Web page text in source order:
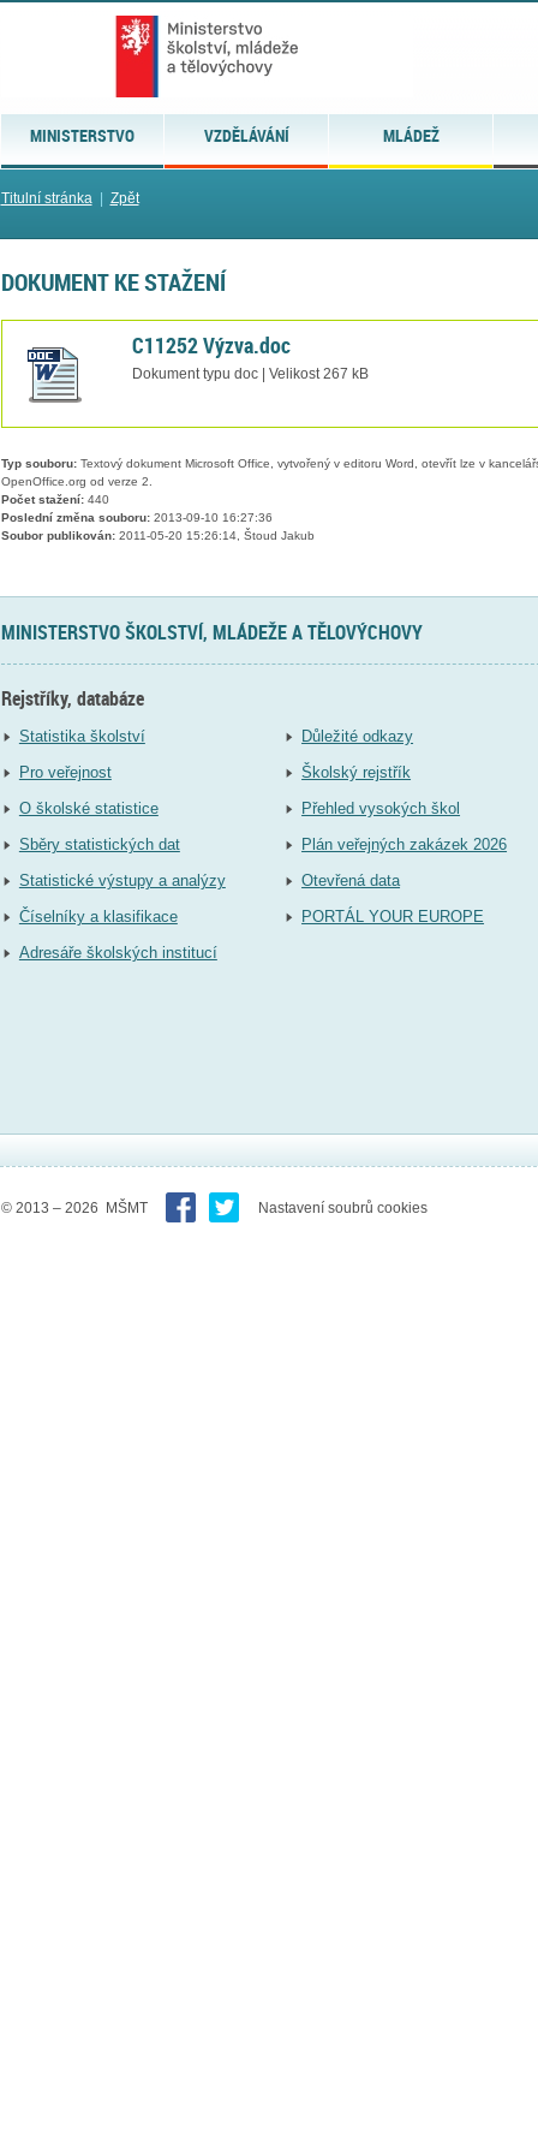
MINISTERSTVO VZDĚLÁVÁNÍ MLÁDEŽ
Titulní stránka| Zpět
DOKUMENT KE STAŽENÍ
C11252 Výzva.doc
Dokument typu doc | Velikost 267 kB
Typ souboru:Textový dokument Microsoft Office, vytvořený v editoru Word, otevřít lze v
OpenOffice.org od verze 2.
Počet stažení:440
Poslední změna souboru:2013-09-10 16:27:36
Soubor publikován:2011-05-20 15:26:14, Štoud Jakub
MINISTERSTVO ŠKOLSTVÍ, MLÁDEŽE A TĚLOVÝCHOVY
Rejstříky, databáze
Statistika školství
Pro veřejnost
O školské statistice
Sběry statistických dat
Statistické výstupy a analýzy
Číselníky a klasifikace
Adresáře školských institucí
Důležité odkazy
Školský rejstřík
Přehled vysokých škol
Plán veřejných zakázek 2026
Otevřená data
PORTÁL YOUR EUROPE
© 2013 – 2026 MŠMT Nastavení soubrů cookies